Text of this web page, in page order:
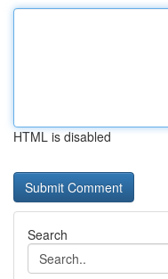
HTML is disabled
Search